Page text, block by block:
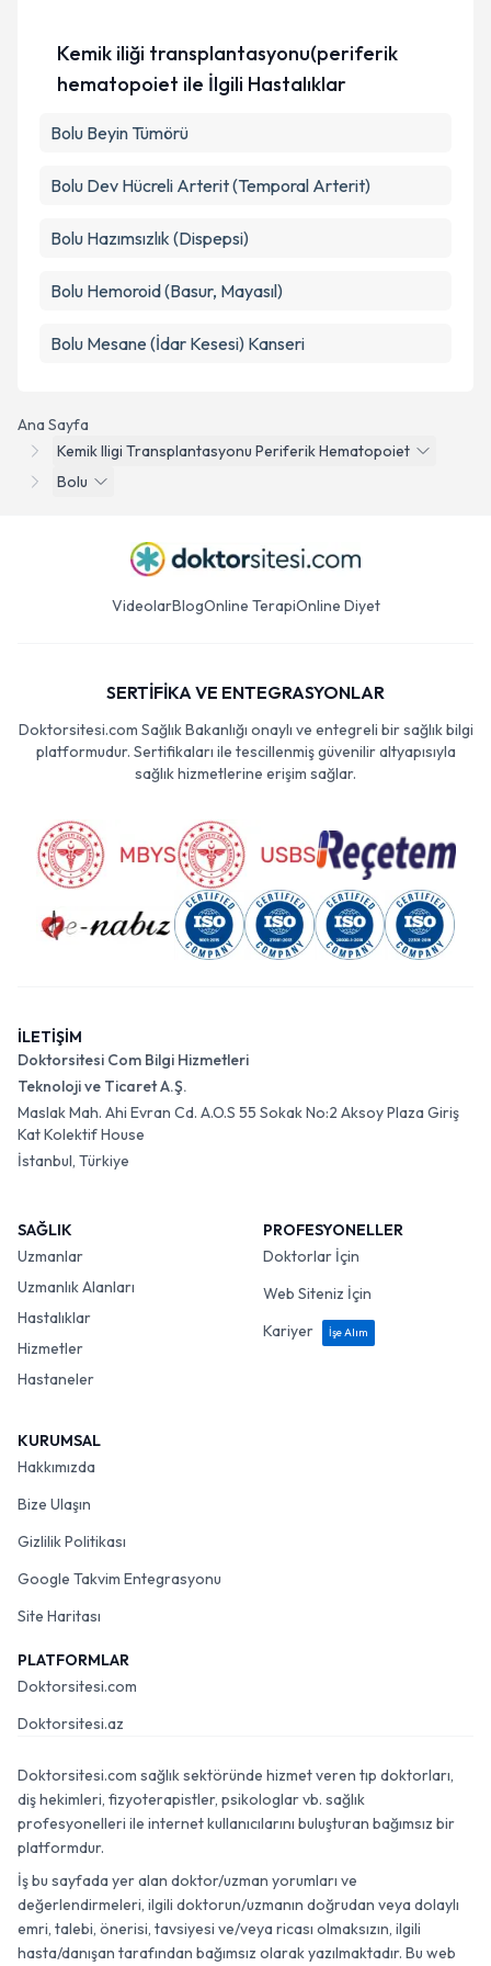
Metni 'ni okudum ve kişisel verilerimin belirtilen
kapsamda işlenmesini kabul ediyorum.
Takvim Talebini Gönder
Ana Sayfa
Kemik Iligi Transplantasyonu Periferik Hematopoiet
Bolu
Kemik iliği transplantasyonu(periferik
hematopoiet ile İlgili Hastalıklar
Bolu Beyin Tümörü
Bolu Dev Hücreli Arterit (Temporal Arterit)
Bolu Hazımsızlık (Dispepsi)
Bolu Hemoroid (Basur, Mayasıl)
Bolu Mesane (İdar Kesesi) Kanseri
VideolarBlogOnline TerapiOnline Diyet
SERTİFİKA VE ENTEGRASYONLAR
Doktorsitesi.com Sağlık Bakanlığı onaylı ve entegreli bir sağlık bilgi
platformudur. Sertifikaları ile tescillenmiş güvenilir altyapısıyla
sağlık hizmetlerine erişim sağlar.
İLETİŞİM
Doktorsitesi Com Bilgi Hizmetleri
Teknoloji ve Ticaret A.Ş.
Maslak Mah. Ahi Evran Cd. A.O.S 55 Sokak No:2 Aksoy Plaza Giriş
Kat Kolektif House
İstanbul, Türkiye
SAĞLIK
Uzmanlar
Uzmanlık Alanları
Hastalıklar
Hizmetler
Hastaneler
PROFESYONELLER
Doktorlar İçin
Web Siteniz İçin
Kariyer
İşe Alım
KURUMSAL
Hakkımızda
Bize Ulaşın
Gizlilik Politikası
Google Takvim Entegrasyonu
Site Haritası
PLATFORMLAR
Doktorsitesi.com
Doktorsitesi.az
Doktorsitesi.com sağlık sektöründe hizmet veren tıp doktorları,
diş hekimleri, fizyoterapistler, psikologlar vb. sağlık
profesyonelleri ile internet kullanıcılarını buluşturan bağımsız bir
platformdur.
İş bu sayfada yer alan doktor/uzman yorumları ve
değerlendirmeleri, ilgili doktorun/uzmanın doğrudan veya dolaylı
emri, talebi, önerisi, tavsiyesi ve/veya ricası olmaksızın, ilgili
hasta/danışan tarafından bağımsız olarak yazılmaktadır. Bu web